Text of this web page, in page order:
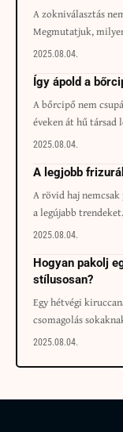
A zokniválasztás
Megmutatjuk,
2025.08.04.
Így ápold a
A bőrcipő nem
éveken át hű
2025.08.04.
A legjobb
A rövid haj
a legújabb
2025.08.04.
Hogyan pakolj
stílusosan?
Egy hétvégi
csomagolás
2025.08.04.